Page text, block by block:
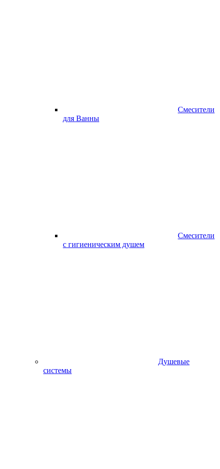
Смесители
для Ванны
Смесители
с гигиеническим душем
Душевые
системы